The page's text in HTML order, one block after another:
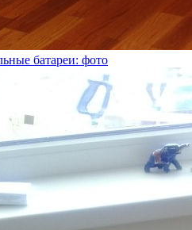
батареи: фото